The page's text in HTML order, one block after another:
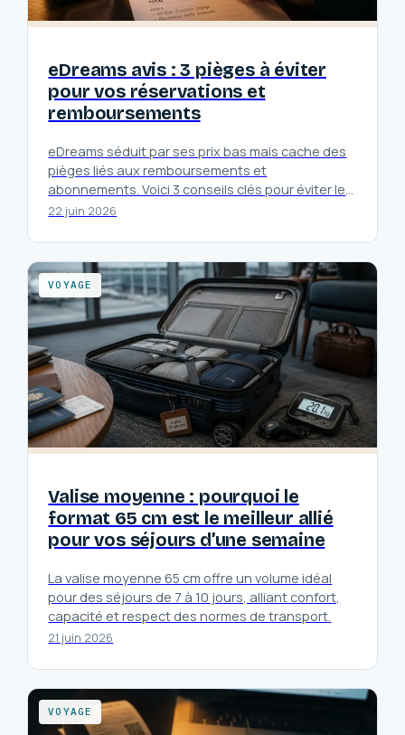
eDreams avis : 3 pièges à éviter
pour vos réservations et
remboursements
22 juin 2026
eDreams séduit par ses prix bas mais cache des
pièges liés aux remboursements et
abonnements. Voici 3 conseils clés pour éviter les
mauvaises surprises lors de…
VOYAGE
Valise moyenne : pourquoi le
format 65 cm est le meilleur allié
pour vos séjours d’une semaine
21 juin 2026
La valise moyenne 65 cm offre un volume idéal
pour des séjours de 7 à 10 jours, alliant confort,
capacité et respect des normes de transport.
VOYAGE